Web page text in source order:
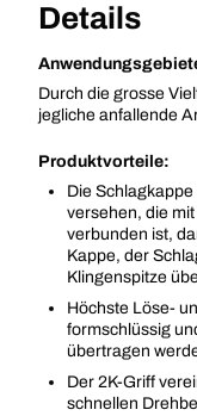
Details
Durch die grosse
jegliche anfallende
Produktvorteile:
Die
versehen, die
verbunden ist,
Kappe, der
Klingenspitze
Höchste Löse-
formschlüssig
übertragen
Der 2K-Griff
schnellen